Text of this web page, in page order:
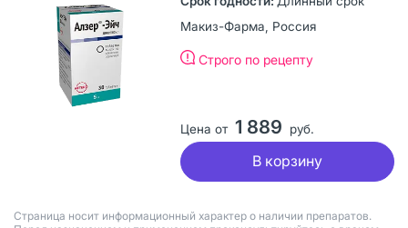
Макиз-Фарма, Россия
Строго по рецепту
Цена от 1 889 руб.
В корзину
Страница носит информационный характер о наличии препаратов.